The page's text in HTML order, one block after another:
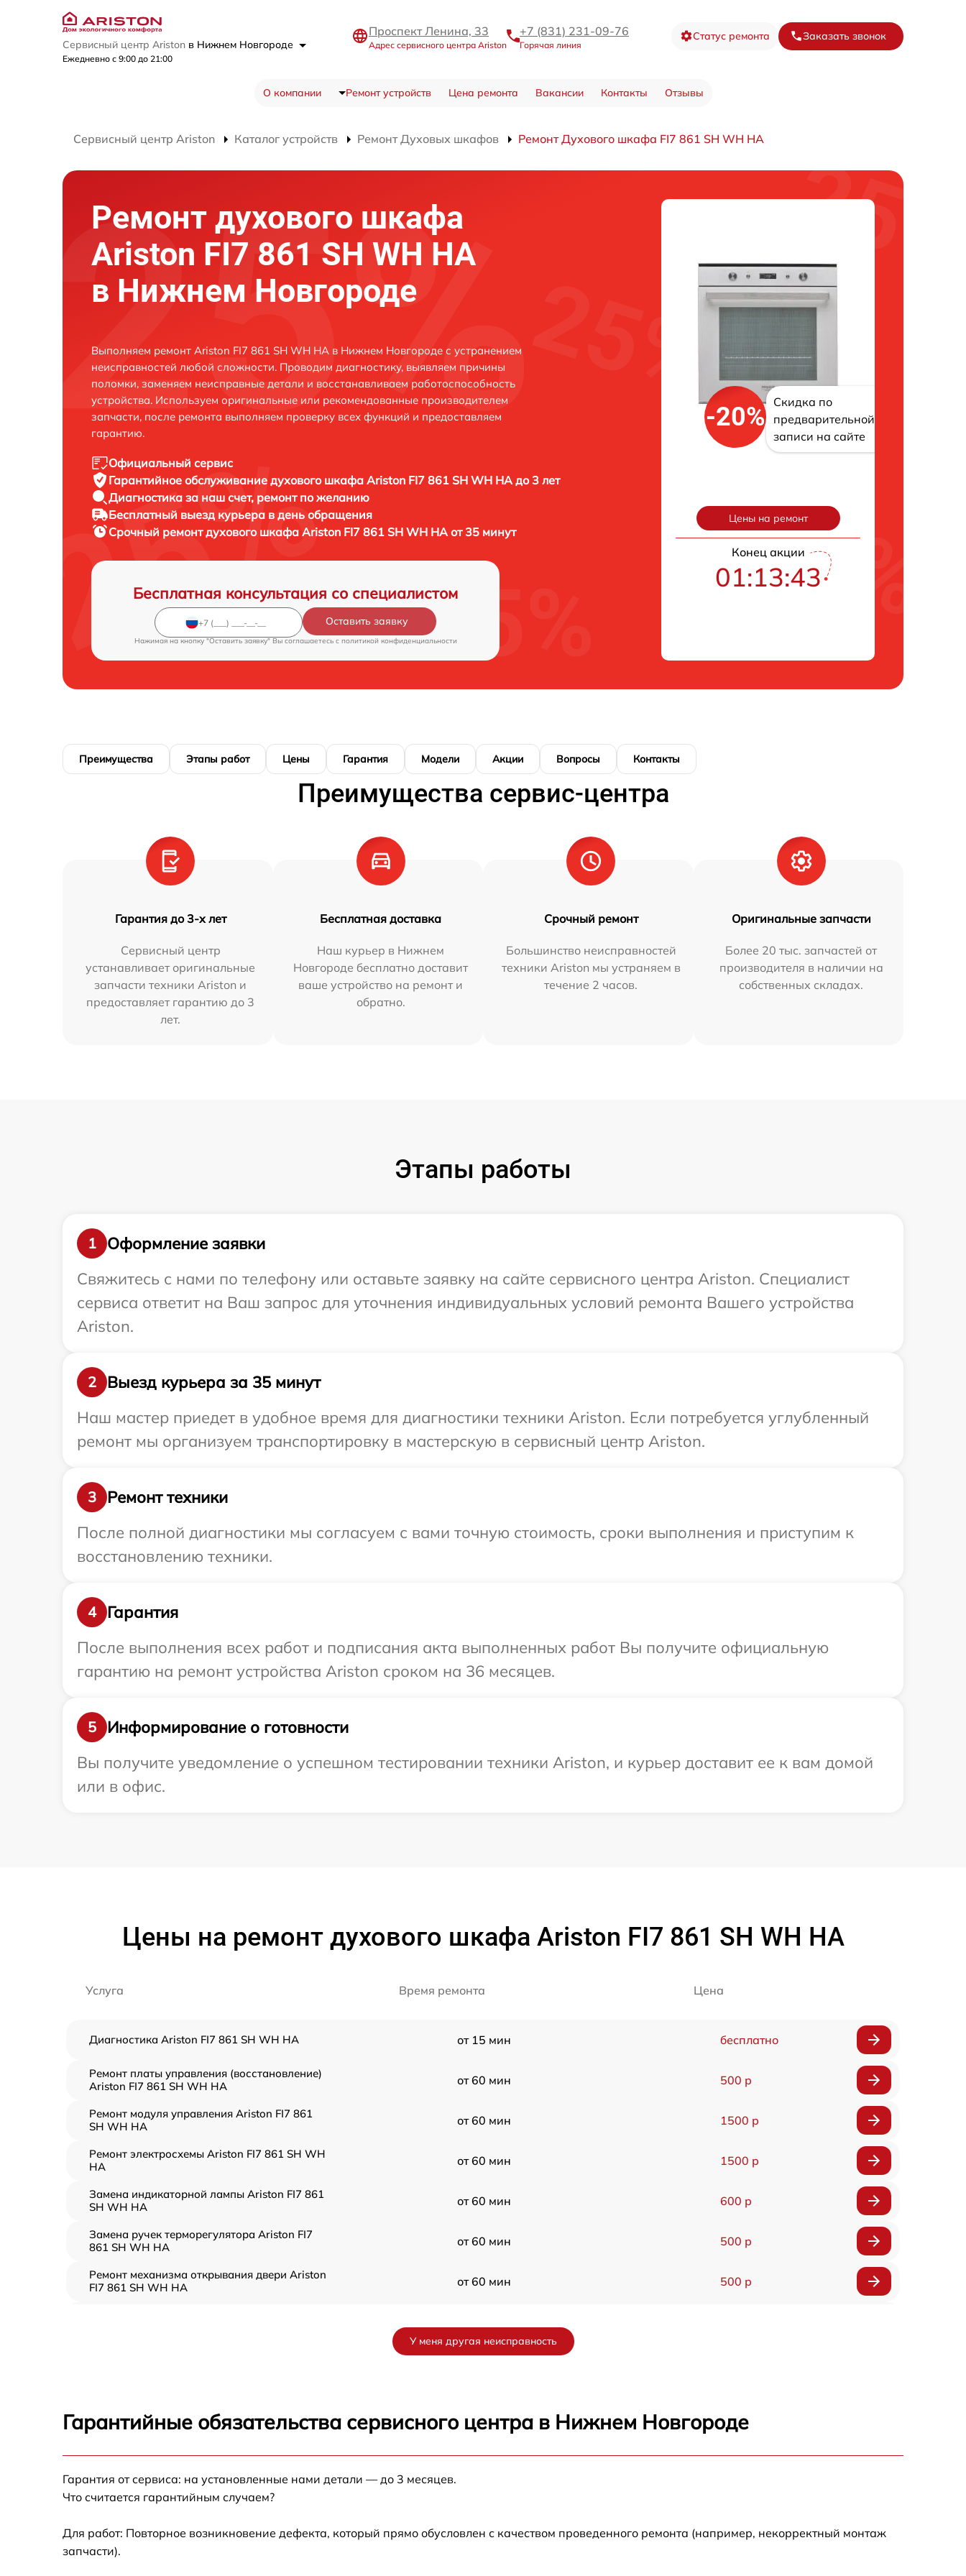
Сервисный центр Ariston в Нижнем Новгороде
Ежедневно с 9:00 до 21:00
Проспект Ленина, 33
Адрес сервисного центра Ariston
+7 (831) 231-09-76
Горячая линия
Статус ремонта Заказать звонок
О компании Ремонт устройств Цена ремонта Вакансии Контакты Отзывы
Сервисный центр Ariston Каталог устройств Ремонт Духовых шкафов Ремонт Духового шкафа FI7 861 SH WH HA
Ремонт духового шкафа
Ariston FI7 861 SH WH HA
в Нижнем Новгороде
Выполняем ремонт Ariston FI7 861 SH WH HA в Нижнем Новгороде с устранением
неисправностей любой сложности. Проводим диагностику, выявляем причины
поломки, заменяем неисправные детали и восстанавливаем работоспособность
устройства. Используем оригинальные или рекомендованные производителем
запчасти, после ремонта выполняем проверку всех функций и предоставляем
гарантию.
Официальный сервис
Гарантийное обслуживание духового шкафа Ariston FI7 861 SH WH HA до 3 лет
Диагностика за наш счет, ремонт по желанию
Бесплатный выезд курьера в день обращения
Срочный ремонтдухового шкафа Ariston FI7 861 SH WH HA от 35 минут
Бесплатная консультация со специалистом
Оставить заявку
Нажимая на кнопку "Оставить заявку" Вы соглашаетесь c политикой конфиденциальности
-20%
Скидка по
предварительной
записи на сайте
Цены на ремонт
Конец акции
01:13:42
Преимущества Этапы работ Цены Гарантия Модели Акции Вопросы Контакты
Преимущества сервис-центра
Гарантия до 3-х лет
Сервисный центр
устанавливает оригинальные
запчасти техники Ariston и
предоставляет гарантию до 3
лет.
Бесплатная доставка
Наш курьер в Нижнем
Новгороде бесплатно доставит
ваше устройство на ремонт и
обратно.
Срочный ремонт
Большинство неисправностей
техники Ariston мы устраняем в
течение 2 часов.
Оригинальные запчасти
Более 20 тыс. запчастей от
производителя в наличии на
собственных складах.
Этапы работы
1
Оформление заявки
Свяжитесь с нами по телефону или оставьте заявку на сайте сервисного центра Ariston. Специалист
сервиса ответит на Ваш запрос для уточнения индивидуальных условий ремонта Вашего устройства
Ariston.
2
Выезд курьера за 35 минут
Наш мастер приедет в удобное время для диагностики техники Ariston. Если потребуется углубленный
ремонт мы организуем транспортировку в мастерскую в сервисный центр Ariston.
3
Ремонт техники
После полной диагностики мы согласуем с вами точную стоимость, сроки выполнения и приступим к
восстановлению техники.
4
Гарантия
После выполнения всех работ и подписания акта выполненных работ Вы получите официальную
гарантию на ремонт устройства Ariston сроком на 36 месяцев.
5
Информирование о готовности
Вы получите уведомление о успешном тестировании техники Ariston, и курьер доставит ее к вам домой
или в офис.
Цены на ремонт духового шкафа Ariston FI7 861 SH WH HA
Услуга Время ремонта Цена
Диагностика Ariston FI7 861 SH WH HA от 15 мин бесплатно
Ремонт платы управления (восстановление)
Ariston FI7 861 SH WH HA
от 60 мин 500 р
Ремонт модуля управления Ariston FI7 861
SH WH HA
от 60 мин 1500 р
Ремонт электросхемы Ariston FI7 861 SH WH
HA
от 60 мин 1500 р
Замена индикаторной лампы Ariston FI7 861
SH WH HA
от 60 мин 600 р
Замена ручек терморегулятора Ariston FI7
861 SH WH HA
от 60 мин 500 р
Ремонт механизма открывания двери Ariston
FI7 861 SH WH HA
от 60 мин 500 р
Замена термодатчика Ariston FI7 861 SH WH
SH WH HA
У меня другая неисправность
Гарантийные обязательства сервисного центра в Нижнем Новгороде
Гарантия от сервиса: на установленные нами детали — до 3 месяцев.
Что считается гарантийным случаем?
Для работ: Повторное возникновение дефекта, который прямо обусловлен с качеством проведенного ремонта (например, некорректный монтаж
запчасти).